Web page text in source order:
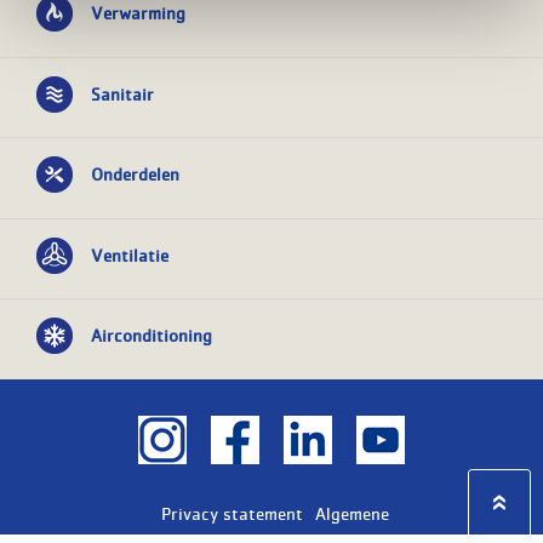
Verwarming
Sanitair
Onderdelen
Ventilatie
Airconditioning
Privacy statement
Algemene